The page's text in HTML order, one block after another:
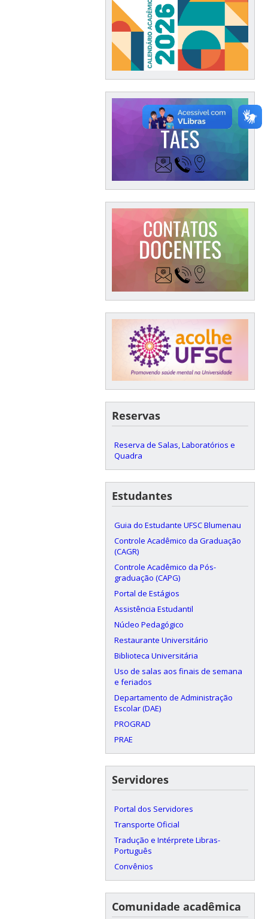
Reservas
Reserva de Salas, Laboratórios e
Quadra
Estudantes
Guia do Estudante UFSC Blumenau
Controle Acadêmico da Graduação
(CAGR)
Controle Acadêmico da Pós-
graduação (CAPG)
Portal de Estágios
Assistência Estudantil
Núcleo Pedagógico
Restaurante Universitário
Biblioteca Universitária
Uso de salas aos finais de semana
e feriados
Departamento de Administração
Escolar (DAE)
PROGRAD
PRAE
Servidores
Portal dos Servidores
Transporte Oficial
Tradução e Intérprete Libras-
Português
Convênios
Comunidade acadêmica